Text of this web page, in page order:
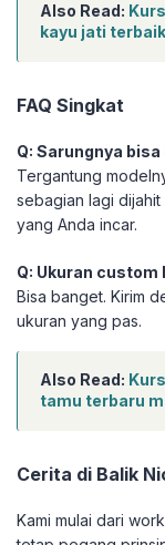
Also Read:
kayu jati
FAQ Singkat
Q: Sarungnya
Tergantung
sebagian lagi
yang Anda incar.
Q: Ukuran custom
Bisa banget. Kirim
ukuran yang pas.
Also Read:
tamu terbaru
Cerita di Balik
Kami mulai dari